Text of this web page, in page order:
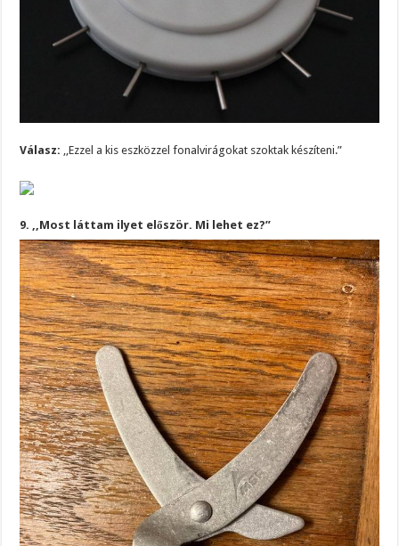
Válasz: ,,Ezzel a kis eszközzel fonalvirágokat szoktak készíteni.”
9. ,,Most láttam ilyet először. Mi lehet ez?”